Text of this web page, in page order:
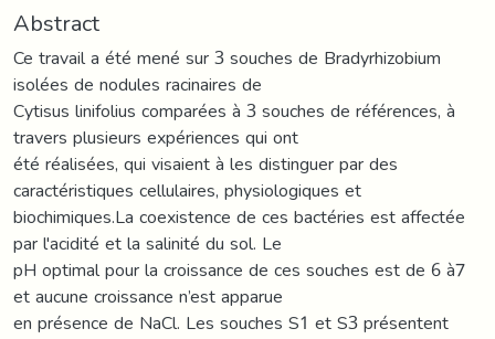
Abstract
Ce travail a été mené sur 3 souches de Bradyrhizobium
isolées de nodules racinaires de
Cytisus linifolius comparées à 3 souches de références, à
travers plusieurs expériences qui ont
été réalisées, qui visaient à les distinguer par des
caractéristiques cellulaires, physiologiques et
biochimiques.La coexistence de ces bactéries est affectée
par l'acidité et la salinité du sol. Le
pH optimal pour la croissance de ces souches est de 6 à7
et aucune croissance n’est apparue
en présence de NaCl. Les souches S1 et S3 présentent